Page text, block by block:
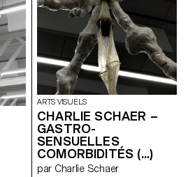
patient qui se fait opérer.
ARTS VISUELS
CHARLIE SCHAER –
GASTRO-
SENSUELLES
COMORBIDITÉS (...)
par Charlie Schaer